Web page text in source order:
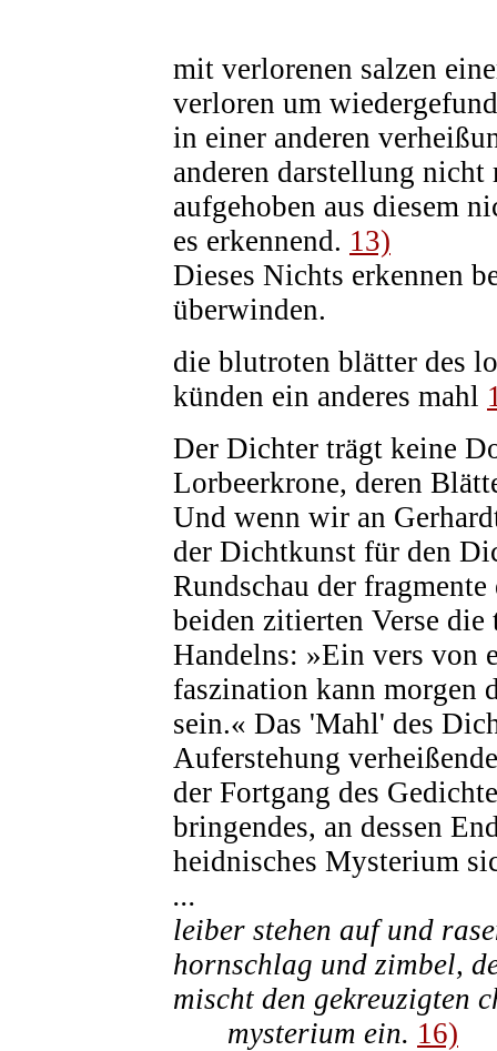
mit verlorenen salzen
verloren um
in einer anderen
anderen darstellung
aufgehoben aus diesem
es erkennend. 13)
Dieses Nichts erkennen
überwinden.
die blutroten blätter des
künden ein anderes mahl
Der Dichter trägt keine
Lorbeerkrone, deren
Und wenn wir an
der Dichtkunst für den
Rundschau der
beiden zitierten Verse
Handelns: »Ein vers von
faszination kann morgen
sein.« Das 'Mahl' des
Auferstehung
der Fortgang des
bringendes, an dessen
heidnisches Mysterium
...
leiber stehen auf und
hornschlag und zimbel,
mischt den gekreuzigten
mysterium ein. 16)